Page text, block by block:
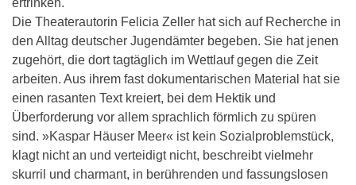
Die Theaterautorin Felicia Zeller hat sich auf Recherche in
den Alltag deutscher Jugendämter begeben. Sie hat jenen
zugehört, die dort tagtäglich im Wettlauf gegen die Zeit
arbeiten. Aus ihrem fast dokumentarischen Material hat sie
einen rasanten Text kreiert, bei dem Hektik und
Überforderung vor allem sprachlich förmlich zu spüren
sind. »Kaspar Häuser Meer« ist kein Sozialproblemstück,
klagt nicht an und verteidigt nicht, beschreibt vielmehr
skurril und charmant, in berührenden und fassungslosen